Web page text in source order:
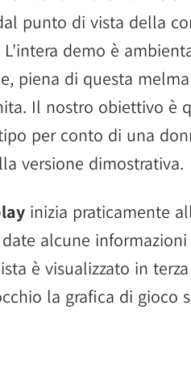
punto di vista della
L'intera demo è
piena di questa
Il nostro obiettivo è
per conto di una
versione dimostrativa.
inizia praticamente
alcune
è visualizzato in
la grafica di gioco